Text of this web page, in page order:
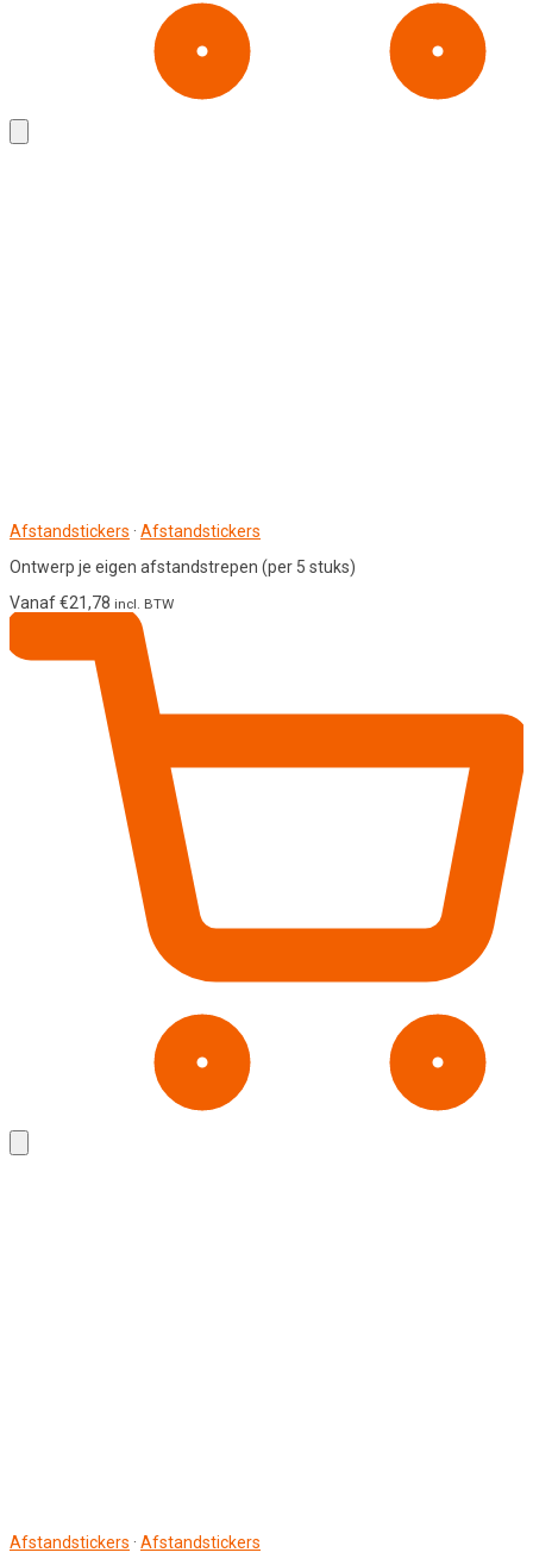
Afstandstickers · Afstandstickers
Ontwerp je eigen afstandstrepen (per 5 stuks)
Vanaf€21,78 incl. BTW
Afstandstickers · Afstandstickers